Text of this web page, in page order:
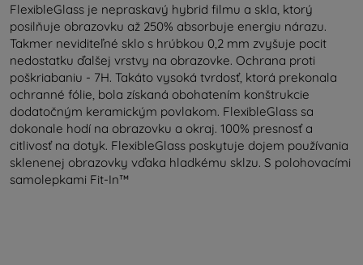
FlexibleGlass je nepraskavý hybrid filmu a skla, ktorý
posilňuje obrazovku až 250% absorbuje energiu nárazu.
Takmer neviditeľné sklo s hrúbkou 0,2 mm zvyšuje pocit
nedostatku ďalšej vrstvy na obrazovke. Ochrana proti
poškriabaniu - 7H. Takáto vysoká tvrdosť, ktorá prekonala
ochranné fólie, bola získaná obohatením konštrukcie
dodatočným keramickým povlakom. FlexibleGlass sa
dokonale hodí na obrazovku a okraj. 100% presnosť a
citlivosť na dotyk. FlexibleGlass poskytuje dojem používania
sklenenej obrazovky vďaka hladkému sklzu. S polohovacími
samolepkami Fit-In™